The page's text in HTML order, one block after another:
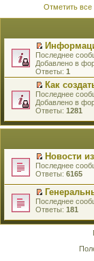
Отметить все
П
е
р
е
й
т
и
к
е
о
м
у
н
е
р
о
и
Последнее
Добавлено в
Ответы: 1
П
е
р
й
к
п
е
р
в
о
м
у
е
Как
Последнее
Добавлено в
Ответы: 1281
П
е
е
й
т
и
к
Новости
Последнее
Ответы: 6165
П
е
е
Последнее
Ответы: 181